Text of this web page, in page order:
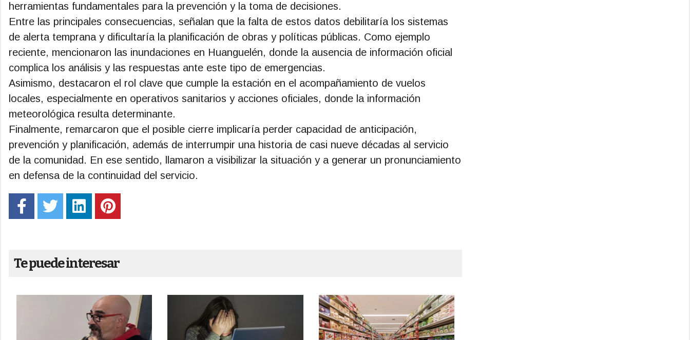
herramientas fundamentales para la prevención y la toma de decisiones.
Entre las principales consecuencias, señalan que la falta de estos datos debilitaría los sistemas
de alerta temprana y dificultaría la planificación de obras y políticas públicas. Como ejemplo
reciente, mencionaron las inundaciones en Huanguelén, donde la ausencia de información oficial
complica los análisis y las respuestas ante este tipo de emergencias.
Asimismo, destacaron el rol clave que cumple la estación en el acompañamiento de vuelos
locales, especialmente en operativos sanitarios y acciones oficiales, donde la información
meteorológica resulta determinante.
Finalmente, remarcaron que el posible cierre implicaría perder capacidad de anticipación,
prevención y planificación, además de interrumpir una historia de casi nueve décadas al servicio
de la comunidad. En ese sentido, llamaron a visibilizar la situación y a generar un pronunciamiento
en defensa de la continuidad del servicio.
Te puede interesar